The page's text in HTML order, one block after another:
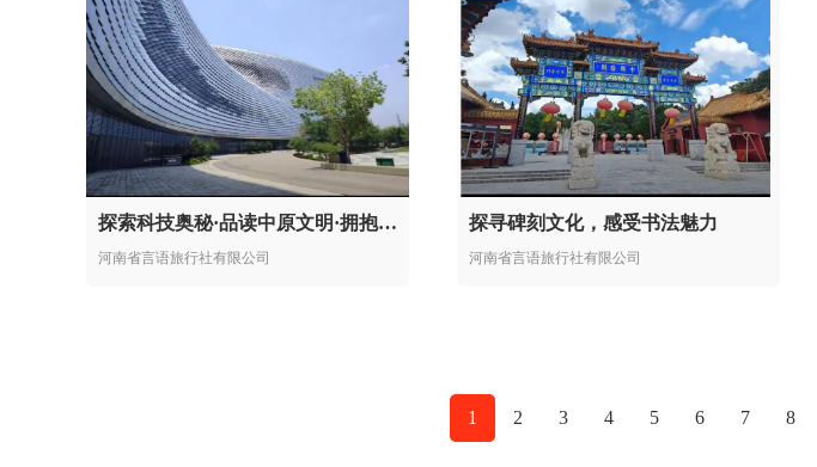
探索科技奥秘·品读中原文明·拥抱绿色自然
河南省言语旅行社有限公司
探寻碑刻文化，感受书法魅力
河南省言语旅行社有限公司
1 2 3 4 5 6 7 8